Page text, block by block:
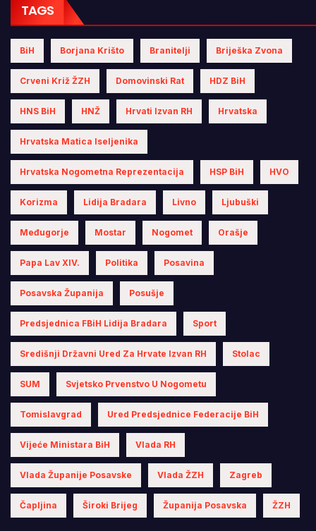
TAGS
BiH Borjana Krišto Branitelji Briješka Zvona
Crveni Križ ŽZH Domovinski Rat HDZ BiH
HNS BiH HNŽ Hrvati Izvan RH Hrvatska
Hrvatska Matica Iseljenika
Hrvatska Nogometna Reprezentacija HSP BiH HVO
Korizma Lidija Bradara Livno Ljubuški
Međugorje Mostar Nogomet Orašje
Papa Lav XIV. Politika Posavina
Posavska Županija Posušje
Predsjednica FBiH Lidija Bradara Sport
Središnji Državni Ured Za Hrvate Izvan RH Stolac
SUM Svjetsko Prvenstvo U Nogometu
Tomislavgrad Ured Predsjednice Federacije BiH
Vijeće Ministara BiH Vlada RH
Vlada Županije Posavske Vlada ŽZH Zagreb
Čapljina Široki Brijeg Županija Posavska ŽZH